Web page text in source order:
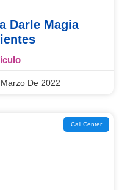
Darle Magia
De 2022
Call Center